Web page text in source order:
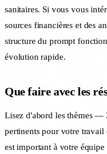
sanitaires. Si vous vous
sources financières et des
structure du prompt
évolution rapide.
Que faire avec les
Lisez d'abord les thèmes —
pertinents pour votre
est important à votre